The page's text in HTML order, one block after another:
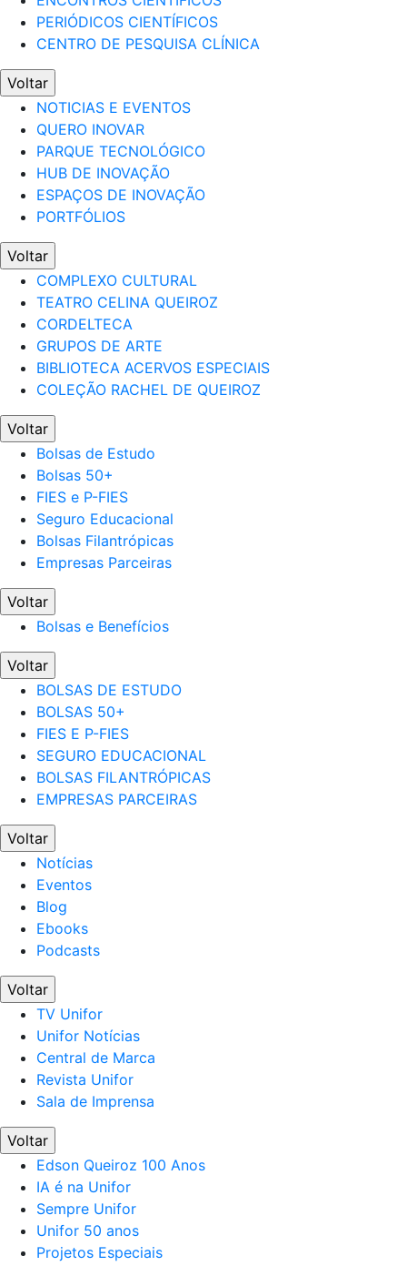
PERIÓDICOS CIENTÍFICOS
CENTRO DE PESQUISA CLÍNICA
Voltar
NOTICIAS E EVENTOS
QUERO INOVAR
PARQUE TECNOLÓGICO
HUB DE INOVAÇÃO
ESPAÇOS DE INOVAÇÃO
PORTFÓLIOS
Voltar
COMPLEXO CULTURAL
TEATRO CELINA QUEIROZ
CORDELTECA
GRUPOS DE ARTE
BIBLIOTECA ACERVOS ESPECIAIS
COLEÇÃO RACHEL DE QUEIROZ
Voltar
Bolsas de Estudo
Bolsas 50+
FIES e P-FIES
Seguro Educacional
Bolsas Filantrópicas
Empresas Parceiras
Voltar
Bolsas e Benefícios
Voltar
BOLSAS DE ESTUDO
BOLSAS 50+
FIES E P-FIES
SEGURO EDUCACIONAL
BOLSAS FILANTRÓPICAS
EMPRESAS PARCEIRAS
Voltar
Notícias
Eventos
Blog
Ebooks
Podcasts
Voltar
TV Unifor
Unifor Notícias
Central de Marca
Revista Unifor
Sala de Imprensa
Voltar
Edson Queiroz 100 Anos
IA é na Unifor
Sempre Unifor
Unifor 50 anos
Projetos Especiais